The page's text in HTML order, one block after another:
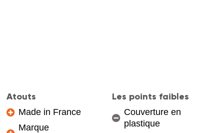
Atouts
Made in France
Marque
Les points faibles
Couverture en
plastique